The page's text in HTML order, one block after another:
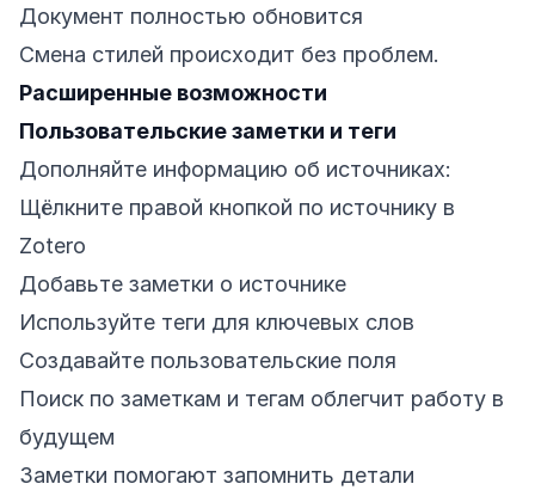
Документ полностью обновится
Смена стилей происходит без проблем.
Расширенные возможности
Пользовательские заметки и теги
Дополняйте информацию об источниках:
Щёлкните правой кнопкой по источнику в
Zotero
Добавьте заметки о источнике
Используйте теги для ключевых слов
Создавайте пользовательские поля
Поиск по заметкам и тегам облегчит работу в
будущем
Заметки помогают запомнить детали